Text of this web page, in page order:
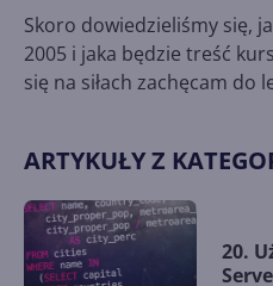
Skoro dowiedzieliśmy się,
2005 i jaka będzie treść
się na siłach zachęcam do
ARTYKUŁY Z
20.